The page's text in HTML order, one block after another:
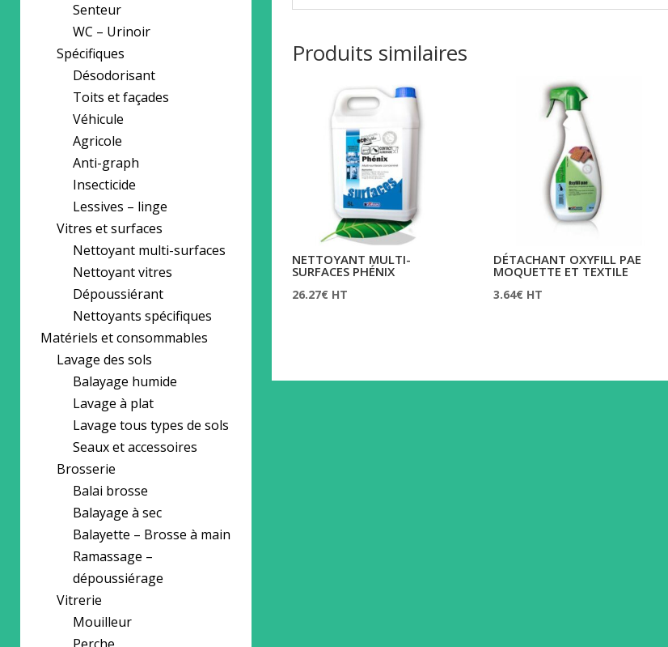
Senteur
WC – Urinoir
Spécifiques
Désodorisant
Toits et façades
Véhicule
Agricole
Anti-graph
Insecticide
Lessives – linge
Vitres et surfaces
Nettoyant multi-surfaces
Nettoyant vitres
Dépoussiérant
Nettoyants spécifiques
Matériels et consommables
Lavage des sols
Balayage humide
Lavage à plat
Lavage tous types de sols
Seaux et accessoires
Brosserie
Balai brosse
Balayage à sec
Balayette – Brosse à main
Ramassage –
dépoussiérage
Vitrerie
Mouilleur
Produits similaires
NETTOYANT MULTI-
SURFACES PHÉNIX
26.27€ HT
DÉTACHANT OXYFILL PAE
MOQUETTE ET TEXTILE
3.64€ HT